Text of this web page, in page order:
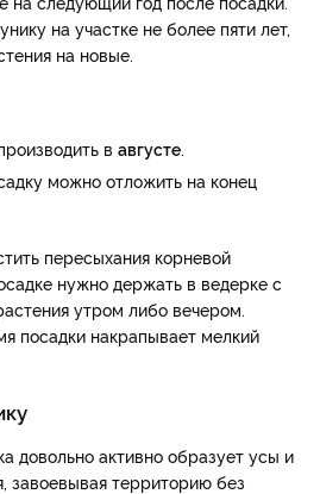
на участке не более пяти лет,
на новые.
в августе
можно отложить на конец
пересыхания корневой
нужно держать в ведерке с
утром либо вечером.
посадки накрапывает мелкий
довольно активно образует усы и
завоевывая территорию без